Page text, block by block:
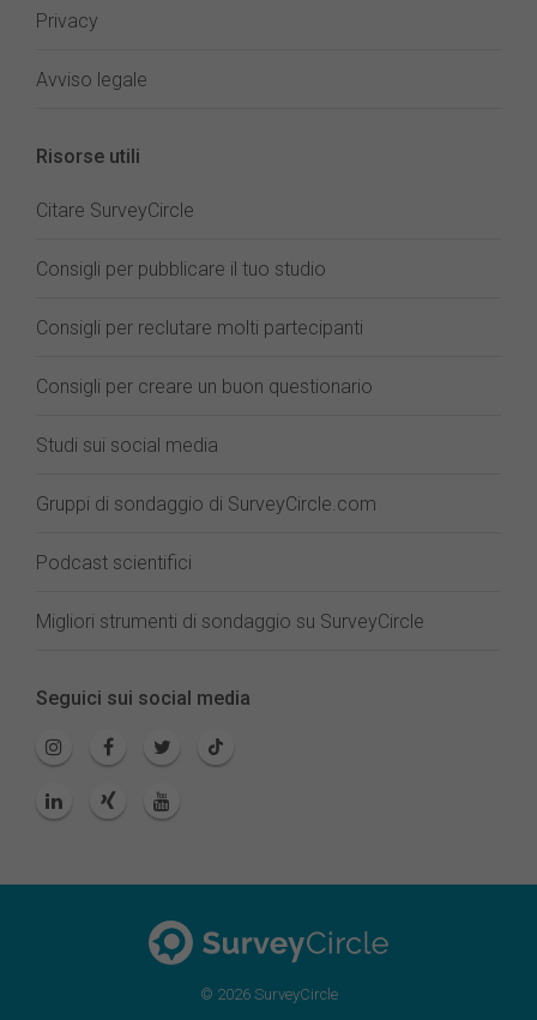
Privacy
Avviso legale
Risorse utili
Citare SurveyCircle
Consigli per pubblicare il tuo studio
Consigli per reclutare molti partecipanti
Consigli per creare un buon questionario
Studi sui social media
Gruppi di sondaggio di SurveyCircle.com
Podcast scientifici
Migliori strumenti di sondaggio su SurveyCircle
Seguici sui social media
© 2026 SurveyCircle